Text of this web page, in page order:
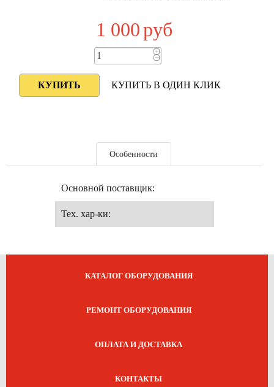
1 000руб
+
−
КУПИТЬ В ОДИН КЛИК
Особенности
Основной поставщик:
Тех. хар-ки:
КАТАЛОГ ОБОРУДОВАНИЯ
РЕМОНТ ОБОРУДОВАНИЯ
ОПЛАТА И ДОСТАВКА
КОНТАКТЫ